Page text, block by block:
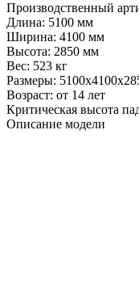
Производственный
Длина: 5100 мм
Ширина: 4100 мм
Высота: 2850 мм
Вес: 523 кг
Размеры:
Возраст: от 14 лет
Критическая высота
Описание модели